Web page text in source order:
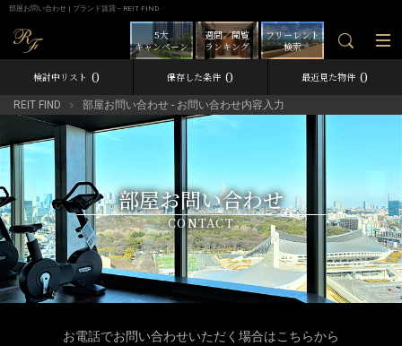
部屋お問い合わせ | ブランド賃貸－REIT FIND
フリーレント
検索
週間／閲覧
ランキング
5大
キャンペーン
検討中リスト 0 保存した条件 0 最近見た物件 0
REIT FIND 部屋お問い合わせ - お問い合わせ内容入力
部屋お問い合わせ
CONTACT
お電話でお問い合わせいただく場合はこちらから